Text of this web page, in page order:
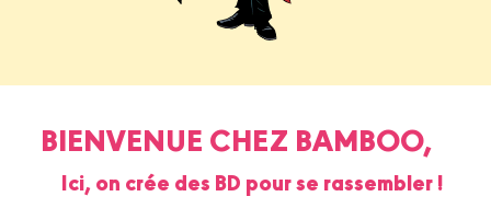
BIENVENUE CHEZ BAMBOO,
Ici, on crée des BD pour se rassembler !